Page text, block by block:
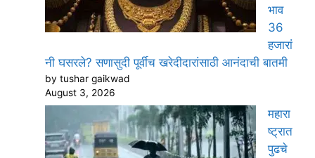
भाव
36
हजारां
नी घसरले? सणासुदी पूर्वीच खरेदीदारांसाठी आनंदाची बातमी
by tushar gaikwad
August 3, 2026
महारा
ष्ट्रात
पुढचे